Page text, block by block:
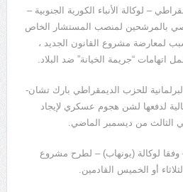
– لوكالة الأنباء الكورية الجنوبية –
بالمرشحين لمنصب المستشار الخاص
لمعارضة مشروع القانون الجديد ،
“جريمة الخيانة” ضد البلاد.
للحزب الديمقراطي بارك تشان-
لدفعها لشن هجوم عسكري لإيجاد
الثالث من ديسمبر الماضي.
لوكالة (يونهاب) – لطرح مشروع
أو الخميس القادمين.